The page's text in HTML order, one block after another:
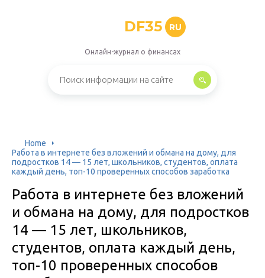
DF35 RU
Онлайн-журнал о финансах
Home
Работа в интернете без вложений и обмана на дому, для
подростков 14 — 15 лет, школьников, студентов, оплата
каждый день, топ-10 проверенных способов заработка
Работа в интернете без вложений
и обмана на дому, для подростков
14 — 15 лет, школьников,
студентов, оплата каждый день,
топ-10 проверенных способов